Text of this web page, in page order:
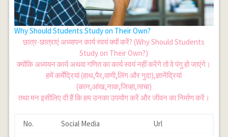
Why Should Students Study on Their Own?
छात्र-छात्राएं अध्यापन कार्य स्वयं क्यों करें? (Why Should Students
Study on Their Own?)
क्योंकि अध्ययन कार्य अथवा गणित का कार्य स्वयं नहीं करेंगे तो वे पंगु हो जाएंगे।
हमें कर्मेंद्रियां (हाथ,पैर,वाणी,लिंग और गुदा),ज्ञानेंद्रियां
(कान,आंख,नाक,जिव्हा,त्वचा)
तथा मन इसीलिए दी हैं कि हम उनका उपयोग करें और जीवन का निर्माण करें।
No. Social Media
Url